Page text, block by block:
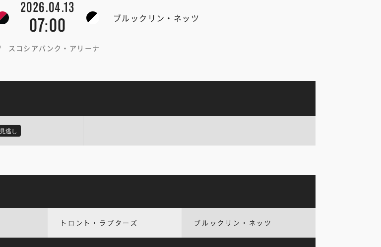
2026.04.13
07:00 ブルックリン・ネッツ
スコシアバンク・アリーナ
見逃し
トロント・ラプターズ ブルックリン・ネッツ